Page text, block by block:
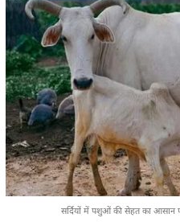
सर्दियों में पशुओं की सेहत का आसान